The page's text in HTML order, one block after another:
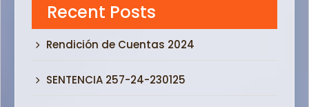
Recent Posts
Rendición de Cuentas 2024
SENTENCIA 257-24-230125